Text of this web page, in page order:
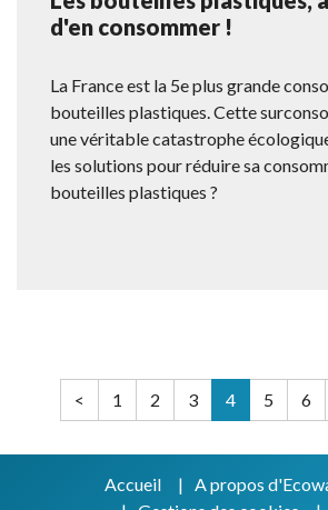
d'en consommer !
La France est la 5e plus grande
bouteilles plastiques. Cette
une véritable catastrophe
les solutions pour réduire sa
bouteilles plastiques ?
< 1 2 3 4 5 6
Accueil A propos